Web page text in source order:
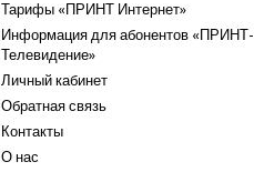
Тарифы «ПРИНТ Интернет»
Информация для абонентов «ПРИНТ-
Телевидение»
Личный кабинет
Обратная связь
Контакты
О нас